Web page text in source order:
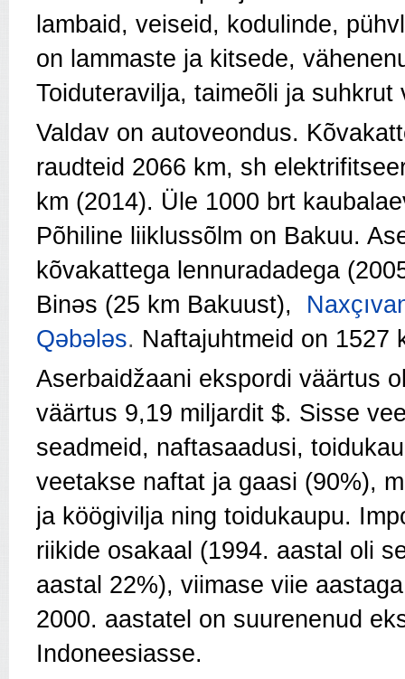
lambaid, veiseid, kodulinde,
on lammaste ja kitsede,
Toiduteravilja, taimeõli ja
Valdav on autoveondus.
raudteid 2066 km, sh
km (2014). Üle 1000 brt
Põhiline liiklussõlm on Bakuu.
kõvakattega lennuradadega
Binəs (25 km Bakuust),
Qəbələs. Naftajuhtmeid on 1527
Aserbaidžaani ekspordi väärtus
väärtus 9,19 miljardit $. Sisse
seadmeid, naftasaadusi,
veetakse naftat ja gaasi (90%),
ja köögivilja ning toidukaupu.
riikide osakaal (1994. aastal oli
aastal 22%), viimase viie
2000. aastatel on suurenenud
Indoneesiasse.